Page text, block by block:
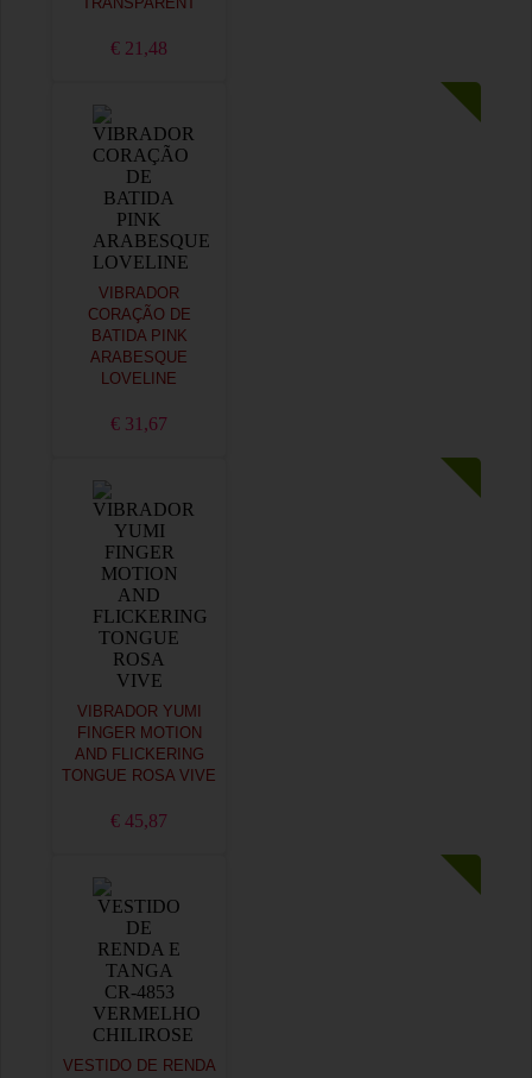
TRANSPARENT
€ 21,48
VIBRADOR
CORAÇÃO DE
BATIDA PINK
ARABESQUE
LOVELINE
€ 31,67
VIBRADOR YUMI
FINGER MOTION
AND FLICKERING
TONGUE ROSA VIVE
€ 45,87
VESTIDO DE RENDA